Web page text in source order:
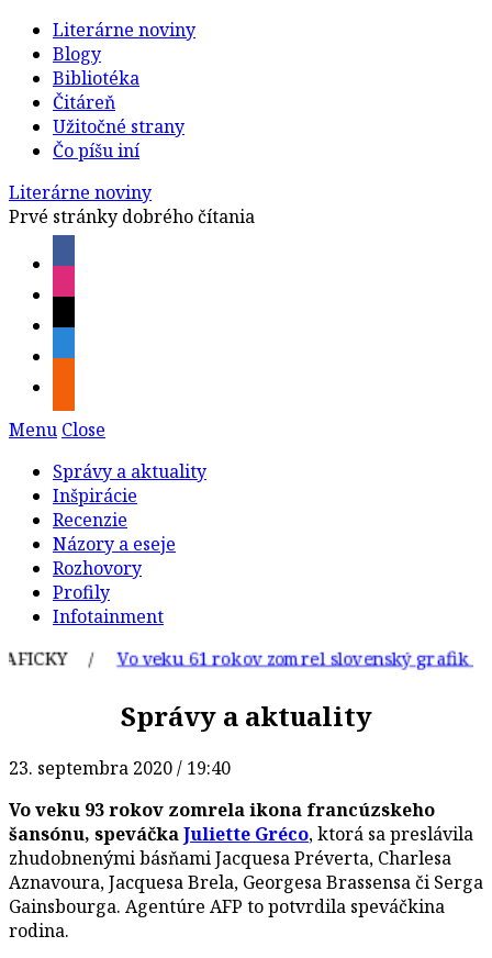
Literárne noviny
Blogy
Bibliotéka
Čitáreň
Užitočné strany
Čo píšu iní
Literárne noviny
Prvé stránky dobrého čítania
Menu Close
Správy a aktuality
Inšpirácie
Recenzie
Názory a eseje
Rozhovory
Profily
Infotainment
/
Vo veku 61 rokov zomrel slovenský grafik a
Správy a aktuality
23. septembra 2020 / 19:40
Vo veku 93 rokov zomrela ikona francúzskeho
šansónu, speváčkaJuliette Gréco, ktorá sa preslávila
zhudobnenými básňami Jacquesa Préverta, Charlesa
Aznavoura, Jacquesa Brela, Georgesa Brassensa či Serga
Gainsbourga. Agentúre AFP to potvrdila speváčkina
rodina.